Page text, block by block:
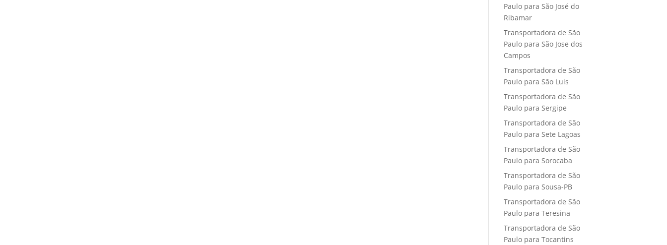
Paulo para São José do
Ribamar
Transportadora de São
Paulo para São Jose dos
Campos
Transportadora de São
Paulo para São Luis
Transportadora de São
Paulo para Sergipe
Transportadora de São
Paulo para Sete Lagoas
Transportadora de São
Paulo para Sorocaba
Transportadora de São
Paulo para Sousa-PB
Transportadora de São
Paulo para Teresina
Transportadora de São
Paulo para Tocantins